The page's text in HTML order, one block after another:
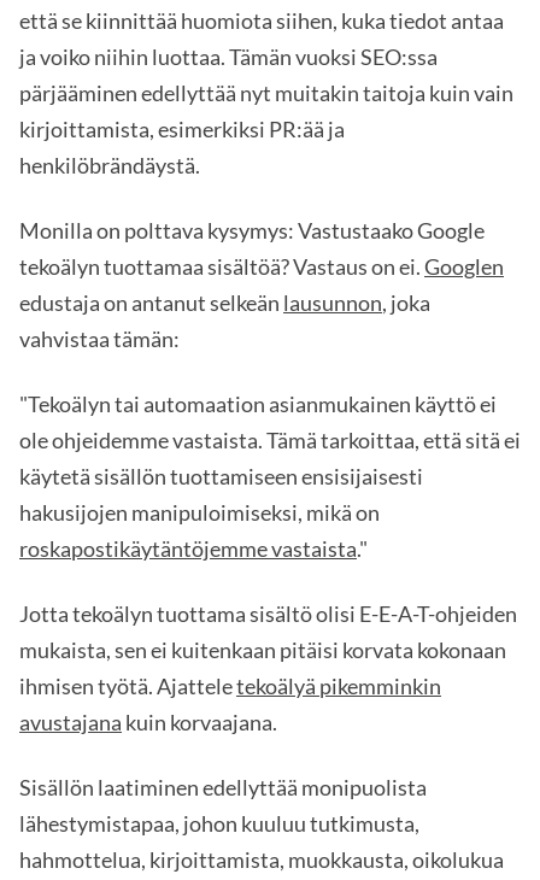
että se kiinnittää huomiota siihen, kuka tiedot antaa
ja voiko niihin luottaa. Tämän vuoksi SEO:ssa
pärjääminen edellyttää nyt muitakin taitoja kuin vain
kirjoittamista, esimerkiksi PR:ää ja
henkilöbrändäystä.
Monilla on polttava kysymys: Vastustaako Google
tekoälyn tuottamaa sisältöä? Vastaus on ei.Googlen
edustaja on antanut selkeän lausunnon, joka
vahvistaa tämän:
"Tekoälyn tai automaation asianmukainen käyttö ei
ole ohjeidemme vastaista. Tämä tarkoittaa, että sitä ei
käytetä sisällön tuottamiseen ensisijaisesti
hakusijojen manipuloimiseksi, mikä on
roskapostikäytäntöjemme vastaista."
Jotta tekoälyn tuottama sisältö olisi E-E-A-T-ohjeiden
mukaista, sen ei kuitenkaan pitäisi korvata kokonaan
ihmisen työtä. Ajatteletekoälyä pikemminkin
avustajana kuin korvaajana.
Sisällön laatiminen edellyttää monipuolista
lähestymistapaa, johon kuuluu tutkimusta,
hahmottelua, kirjoittamista, muokkausta, oikolukua